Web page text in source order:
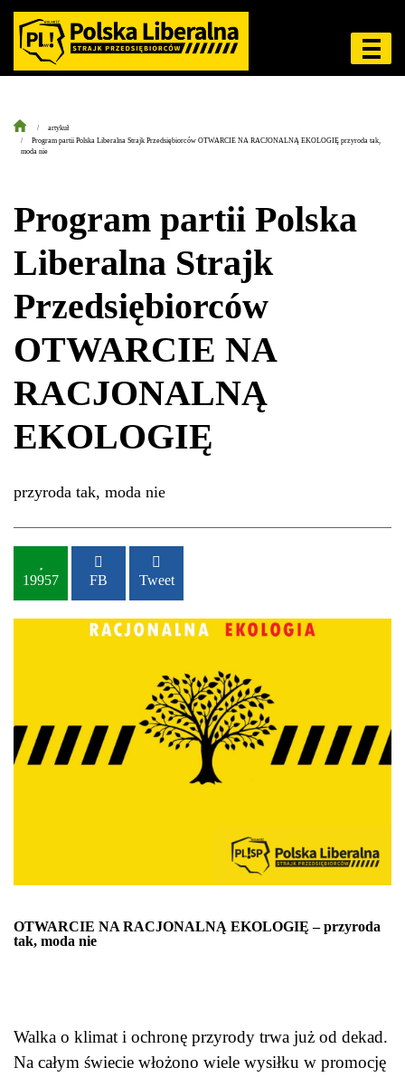
artykuł
Program partii Polska Liberalna Strajk Przedsiębiorców OTWARCIE NA RACJONALNĄ EKOLOGIĘ przyroda tak,
moda nie
Program partii Polska
Liberalna Strajk
Przedsiębiorców
OTWARCIE NA
RACJONALNĄ
EKOLOGIĘ
przyroda tak, moda nie
19957 FB Tweet
OTWARCIE NA RACJONALNĄ EKOLOGIĘ – przyroda
tak, moda nie
Walka o klimat i ochronę przyrody trwa już od dekad.
Na całym świecie włożono wiele wysiłku w promocję